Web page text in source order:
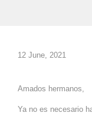
12 June, 2021
Amados hermanos,
Ya no es necesario